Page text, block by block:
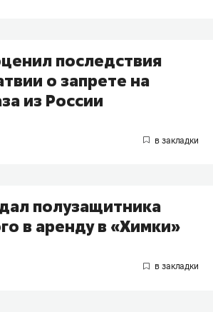
последствия
о запрете на
из России
полузащитника
в аренду в «Химки»